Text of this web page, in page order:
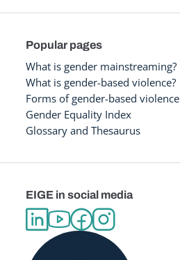
Popular pages
What is gender mainstreaming?
What is gender-based violence?
Forms of gender-based violence
Gender Equality Index
Glossary and Thesaurus
EIGE in social media